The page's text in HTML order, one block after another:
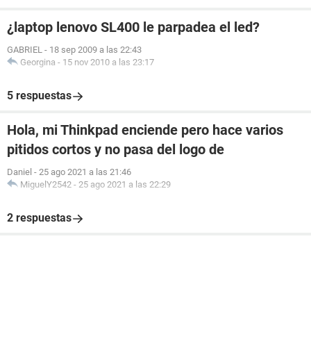
¿laptop lenovo SL400 le parpadea el led?
GABRIEL - 18 sep 2009 a las 22:43
Georgina - 15 nov 2010 a las 23:17
5 respuestas
Hola, mi Thinkpad enciende pero hace varios
pitidos cortos y no pasa del logo de
Daniel - 25 ago 2021 a las 21:46
MiguelY2542 - 25 ago 2021 a las 22:29
2 respuestas